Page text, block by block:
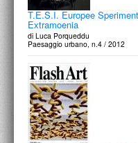
T.E.S.I. Europee
Extramoenia
di Luca Porqueddu
Paesaggio urbano, n.4 / 2012